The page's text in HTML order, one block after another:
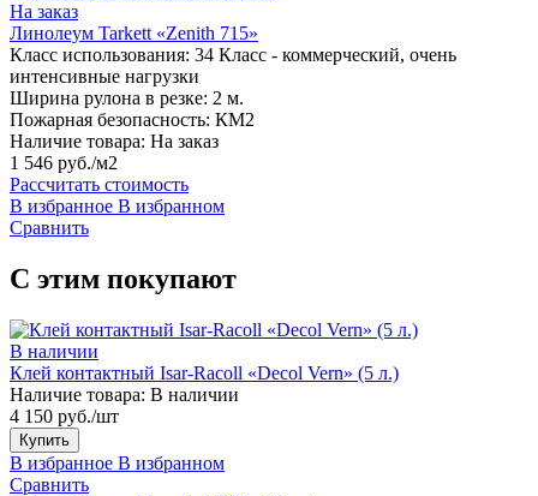
На заказ
Линолеум Tarkett «Zenith 715»
Класс использования: 34 Класс - коммерческий, очень
интенсивные нагрузки
Ширина рулона в резке: 2 м.
Пожарная безопасность: КМ2
Наличие товара: На заказ
1 546 руб./м2
Рассчитать стоимость
В избранное В избранном
Сравнить
С этим покупают
В наличии
Клей контактный Isar-Racoll «Decol Vern» (5 л.)
Наличие товара: В наличии
4 150 руб./шт
Купить
В избранное В избранном
Сравнить